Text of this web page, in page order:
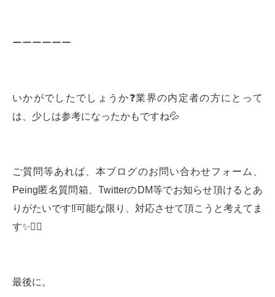
ーーーーーー
いかがでしたでしょうか❓業界の内定者の方にとって
は、少しは参考になったかもですね💦
ご質問等あれば、本ブログのお問い合わせフォーム、
Peing匿名質問箱、TwitterのDM等でお知らせ頂けるとあ
りがたいです‼️可能な限り、対応させて頂こうと考えてま
す✨🙇‍♂️
最後に。